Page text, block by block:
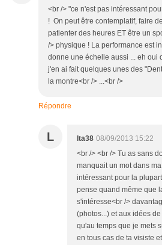
<br /> "ce n'est pas intéressant
! On peut être contemplatif, faire
patienter des heures ET être un
/> physique ! La performance est
donne une échelle aussi ... eh oui
j'en ai fait quelques unes des
la montre<br /> ...<br />
Répondre
L lta38 08/09/2013 15:22
<br /> <br /> Tu as sans
manquait un mot dans
intéressant pour la
pense quand même que
s'intéresse<br />
(photos...) et aux idées
qu'au temps que je mets
en tous cas de ta visiste